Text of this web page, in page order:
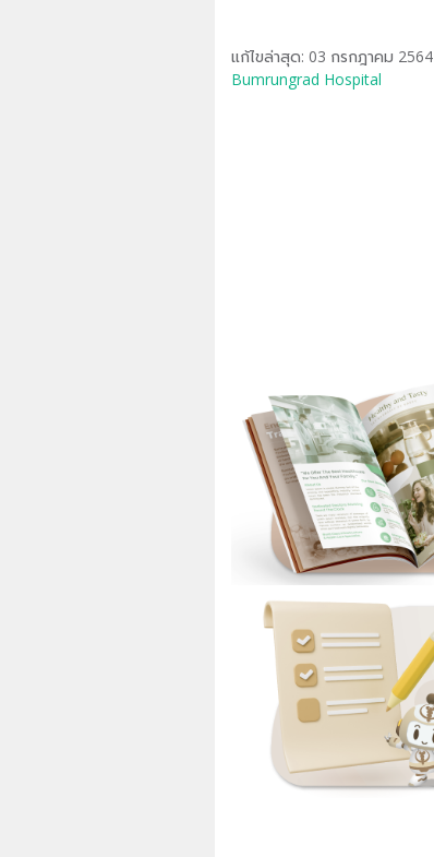
แก้ไขล่าสุด: 03 กรกฎาคม 2564
Bumrungrad Hospital